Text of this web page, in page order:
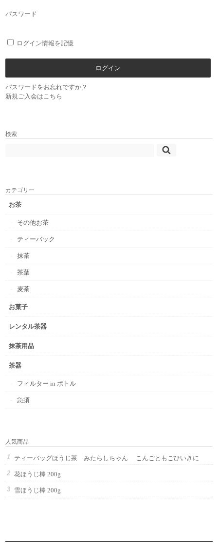
パスワード
ログイン情報を記憶
パスワードをお忘れですか？
新規ご入会はこちら
検索
カテゴリー
お茶
その他お茶
ティーバック
抹茶
茶葉
麦茶
お菓子
レンタル茶器
抹茶用品
茶器
フィルター in ボトル
急須
人気商品
ティーバッグほうじ茶 みたらしちゃん こんごともごひいきに
花ほうじ棒 200g
雪ほうじ棒 200g